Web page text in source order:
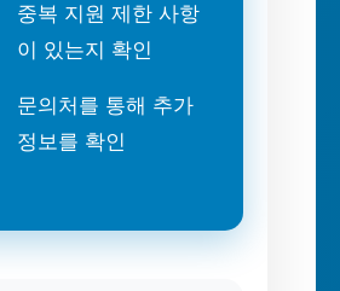
중복 지원 제한 사항
이 있는지 확인
문의처를 통해 추가
정보를 확인